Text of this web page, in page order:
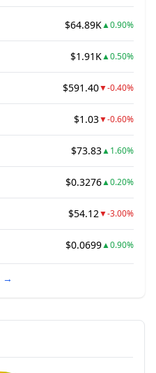
$64.89K▲0.90%
$1.91K▲0.50%
$591.40▼-0.40%
$1.03▼-0.60%
$73.83▲1.60%
$0.3276▲0.20%
$54.12▼-3.00%
$0.0699▲0.90%
→